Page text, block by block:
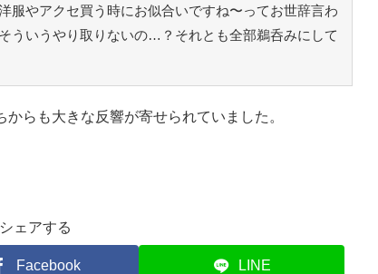
やアクセ買う時にお似合いですね〜ってお世辞言わ
ういうやり取りないの…？それとも全部鵜呑みにして
らも大きな反響が寄せられていました。
シェアする
Facebook LINE